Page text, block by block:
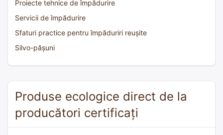
Proiecte tehnice de împădurire
Servicii de împădurire
Sfaturi practice pentru împăduriri reușite
Silvo-pășuni
Produse ecologice direct de la
producători certificați